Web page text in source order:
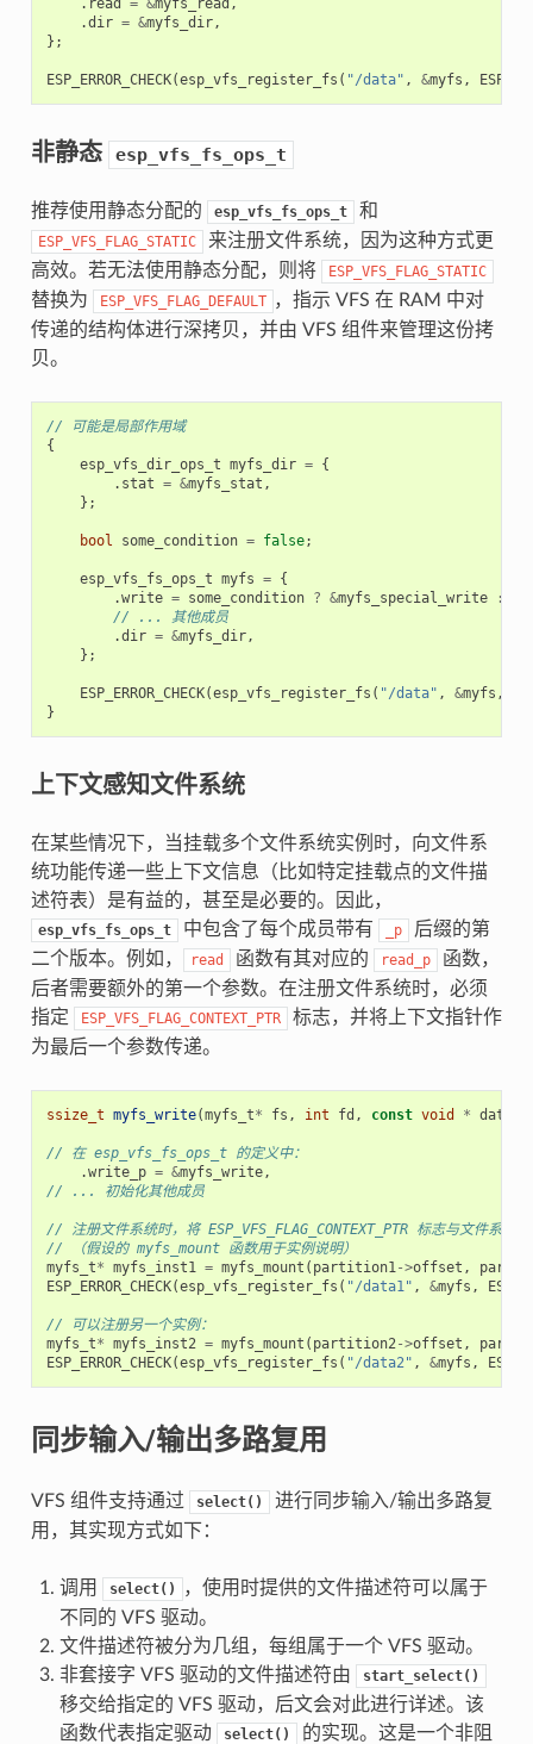
. read = &myfs_read ,
.dir = &myfs_dir,
};
ESP_ERROR_CHECK(esp_vfs_register_fs ( "/data" , &myfs ,
非静态 esp_vfs_fs_ops_t
推荐使用静态分配的 esp_vfs_fs_ops_t 和
ESP_VFS_FLAG_STATIC
来注册文件系统，因为这种方式更
高效。若无法使用静态分配，则将
ESP_VFS_FLAG_STATIC
替换为 ESP_VFS_FLAG_DEFAULT ，指示 VFS 在 RAM 中对
传递的结构体进行深拷贝，并由 VFS 组件来管理这份拷
贝。
// 可能是局部作用域
{
esp_vfs_dir_ops_t myfs_dir = {
. stat = &myfs_stat ,
};
bool some_condition = false;
esp_vfs_fs_ops_t myfs = {
.write = some_condition ? &myfs_special_write :
// ... 其他成员
.dir = &myfs_dir,
};
ESP_ERROR_CHECK(esp_vfs_register_fs ( "/data" , &myfs ,
}
上下文感知文件系统
在某些情况下，当挂载多个文件系统实例时，向文件系
统功能传递一些上下文信息（比如特定挂载点的文件描
述符表）是有益的，甚至是必要的。因此，
esp_vfs_fs_ops_t 中包含了每个成员带有 _p
后缀的第
二个版本。例如，
read 函数有其对应的 read_p
函数，
后者需要额外的第一个参数。在注册文件系统时，必须
指定
ESP_VFS_FLAG_CONTEXT_PTR
标志，并将上下文指针作
为最后一个参数传递。
ssize_t myfs_write(myfs_t* fs , int fd , const void * data
// 在 esp_vfs_fs_ops_t 的定义中：
.write_p = &myfs_write,
// ... 初始化其他成员
// 注册文件系统时，将 ESP_VFS_FLAG_CONTEXT_PTR 标志与文件系统
// （假设的 myfs_mount 函数用于实例说明）
myfs_t* myfs_inst1 = myfs_mount ( partition1->offset ,
ESP_ERROR_CHECK(esp_vfs_register_fs ( "/data1" , &myfs ,
// 可以注册另一个实例：
myfs_t* myfs_inst2 = myfs_mount ( partition2->offset ,
ESP_ERROR_CHECK(esp_vfs_register_fs ( "/data2" , &myfs ,
同步输入/输出多路复用
VFS 组件支持通过 select()
进行同步输入/输出多路复
用，其实现方式如下：
调用 select()
，使用时提供的文件描述符可以属于
不同的 VFS 驱动。
文件描述符被分为几组，每组属于一个 VFS 驱动。
非套接字 VFS 驱动的文件描述符由
start_select()
移交给指定的 VFS 驱动，后文会对此进行详述。该
函数代表指定驱动
select()
的实现。这是一个非阻